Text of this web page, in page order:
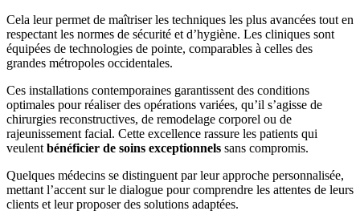
Cela leur permet de maîtriser les techniques les plus avancées tout en
respectant les normes de sécurité et d’hygiène. Les cliniques sont
équipées de technologies de pointe, comparables à celles des
grandes métropoles occidentales.
Ces installations contemporaines garantissent des conditions
optimales pour réaliser des opérations variées, qu’il s’agisse de
chirurgies reconstructives, de remodelage corporel ou de
rajeunissement facial. Cette excellence rassure les patients qui
veulent bénéficier de soins exceptionnels sans compromis.
Quelques médecins se distinguent par leur approche personnalisée,
mettant l’accent sur le dialogue pour comprendre les attentes de leurs
clients et leur proposer des solutions adaptées.